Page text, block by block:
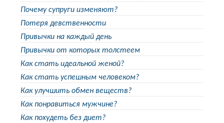
Почему супруги изменяют?
Потеря девственности
Привычки на каждый день
Привычки от которых толстеем
Как стать идеальной женой?
Как стать успешным человеком?
Как улучшить обмен веществ?
Как понравиться мужчине?
Как похудеть без диет?